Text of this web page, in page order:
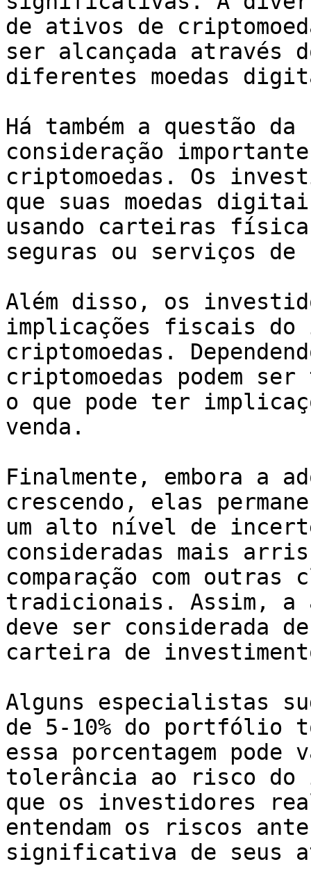
de ativos de
ser alcançada através
diferentes moedas
Há também a questão
consideração
criptomoedas. Os
que suas moedas
usando carteiras
seguras ou serviços
Além disso, os
implicações fiscais do
criptomoedas.
criptomoedas podem
o que pode ter
venda.
Finalmente, embora a
crescendo, elas
um alto nível de
consideradas mais
comparação com
tradicionais. Assim, a
deve ser considerada
carteira de
Alguns especialistas
de 5-10% do portfólio
essa porcentagem pode
tolerância ao risco do
que os investidores
entendam os riscos